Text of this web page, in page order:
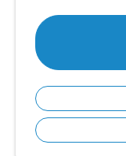
© 2026 PRONARADIE.SK •